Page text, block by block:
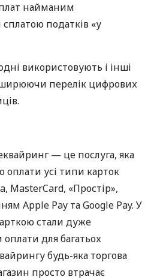
найманим
сплатою податків «у
використовують і інші
перелік цифрових
— це послуга, яка
усі типи карток
MasterCard, «Простір»,
Apple Pay та Google Pay. У
стали дуже
для багатьох
будь-яка торгова
просто втрачає